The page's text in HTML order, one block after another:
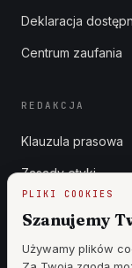
PLIKI COOKIES
Szanujemy
Używamy plików
Deklaracja
Centrum zaufania
REDAKCJA
Klauzula prasowa
Zasady etyki